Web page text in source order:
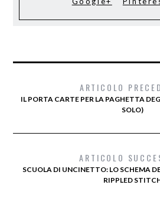
ARTICOLO
IL PORTA CARTE PER LA PAGHETTA
SOLO)
ARTICOLO
SCUOLA DI UNCINETTO: LO SCHEMA
RIPPLED